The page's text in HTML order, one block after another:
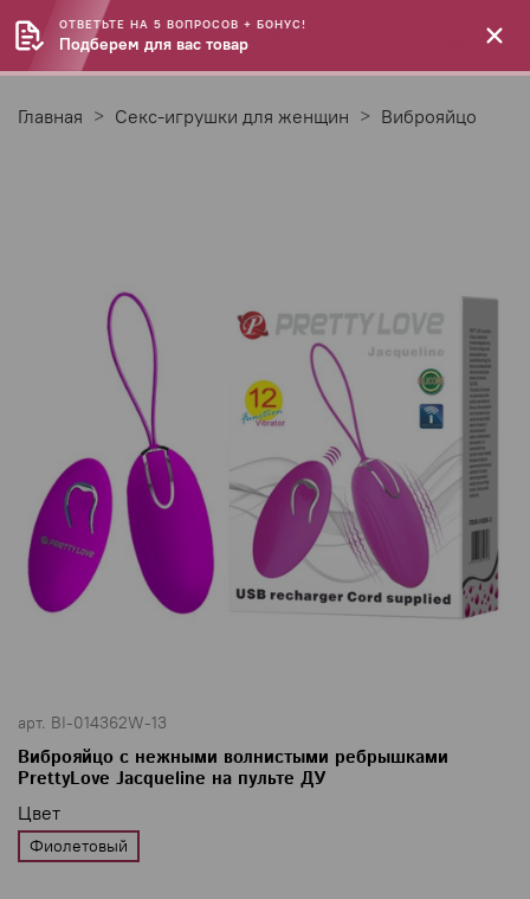
Главная Секс-игрушки для женщин Виброяйцо
арт. BI-014362W-13
Виброяйцо с нежными волнистыми ребрышками
PrettyLove Jacqueline на пульте ДУ
Цвет
Фиолетовый
ОТВЕТЬТЕ НА 5 ВОПРОСОВ + БОНУС!
Подберем для вас товар